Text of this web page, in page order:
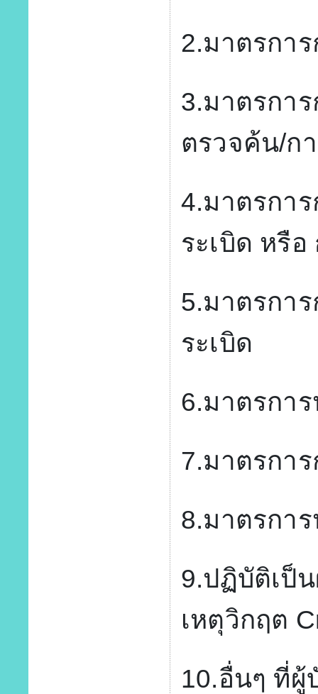
2.มาตรกา
3.มาตรกา
ตรวจค้น/ก
4.มาตรกา
ระเบิด หรื
5.มาตรกา
ระเบิด
6.มาตรกา
7.มาตรกา
8.มาตรกา
9.ปฏิบัติเป็
เหตุวิกฤต
10.อื่นๆ ที่